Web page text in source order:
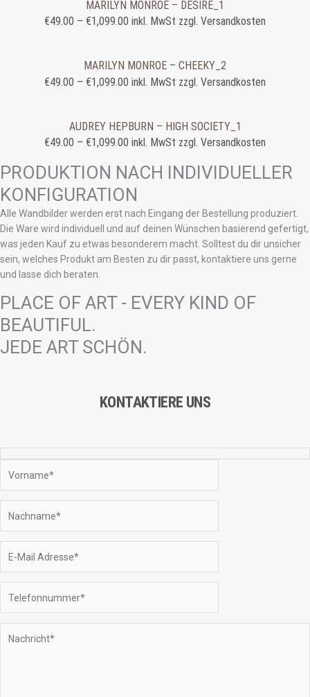
MARILYN MONROE – DESIRE_1
€49.00 – €1,099.00 inkl. MwSt zzgl. Versandkosten
MARILYN MONROE – CHEEKY_2
€49.00 – €1,099.00 inkl. MwSt zzgl. Versandkosten
AUDREY HEPBURN – HIGH SOCIETY_1
€49.00 – €1,099.00 inkl. MwSt zzgl. Versandkosten
PRODUKTION NACH INDIVIDUELLER
KONFIGURATION
Alle Wandbilder werden erst nach Eingang der Bestellung produziert.
Die Ware wird individuell und auf deinen Wünschen basierend gefertigt,
was jeden Kauf zu etwas besonderem macht. Solltest du dir unsicher
sein, welches Produkt am Besten zu dir passt, kontaktiere uns gerne
und lasse dich beraten.
PLACE OF ART - EVERY KIND OF
BEAUTIFUL.
JEDE ART SCHÖN.
KONTAKTIERE UNS